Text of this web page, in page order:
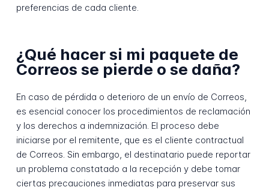
preferencias de cada cliente.
¿Qué hacer si mi paquete de
Correos se pierde o se daña?
En caso de pérdida o deterioro de un envío de Correos,
es esencial conocer los procedimientos de reclamación
y los derechos a indemnización. El proceso debe
iniciarse por el remitente, que es el cliente contractual
de Correos. Sin embargo, el destinatario puede reportar
un problema constatado a la recepción y debe tomar
ciertas precauciones inmediatas para preservar sus